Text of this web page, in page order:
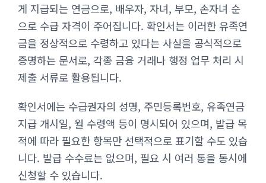
게 지급되는 연금으로, 배우자, 자녀, 부모, 손자녀 순
으로 수급 자격이 주어집니다. 확인서는 이러한 유족연
금을 정상적으로 수령하고 있다는 사실을 공식적으로
증명하는 문서로, 각종 금융 거래나 행정 업무 처리 시
제출 서류로 활용됩니다.
확인서에는 수급권자의 성명, 주민등록번호, 유족연금
지급 개시일, 월 수령액 등이 명시되어 있으며, 발급 목
적에 따라 필요한 항목만 선택적으로 표기할 수도 있습
니다. 발급 수수료는 없으며, 필요 시 여러 통을 동시에
신청할 수 있습니다.